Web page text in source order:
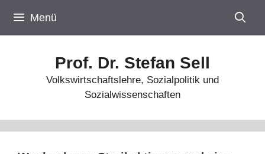
Inhalt
springen
Menü
Prof. Dr. Stefan Sell
Volkswirtschaftslehre, Sozialpolitik und
Sozialwissenschaften